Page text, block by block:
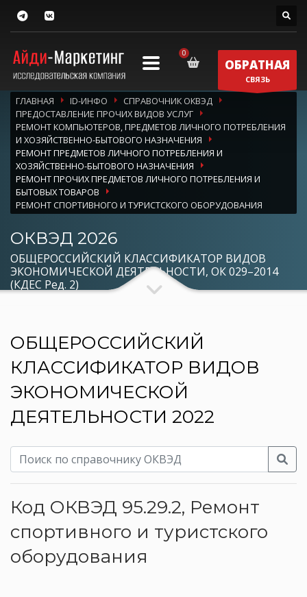
ОБРАТНАЯ
СВЯЗЬ
ГЛАВНАЯ ID-ИНФО
СПРАВОЧНИК ОКВЭД
ПРЕДОСТАВЛЕНИЕ ПРОЧИХ ВИДОВ УСЛУГ
РЕМОНТ КОМПЬЮТЕРОВ, ПРЕДМЕТОВ ЛИЧНОГО ПОТРЕБЛЕНИЯ
И ХОЗЯЙСТВЕННО-БЫТОВОГО НАЗНАЧЕНИЯ
РЕМОНТ ПРЕДМЕТОВ ЛИЧНОГО ПОТРЕБЛЕНИЯ И
ХОЗЯЙСТВЕННО-БЫТОВОГО НАЗНАЧЕНИЯ
РЕМОНТ ПРОЧИХ ПРЕДМЕТОВ ЛИЧНОГО ПОТРЕБЛЕНИЯ И
БЫТОВЫХ ТОВАРОВ
РЕМОНТ СПОРТИВНОГО И ТУРИСТСКОГО ОБОРУДОВАНИЯ
ОКВЭД 2026
ОБЩЕРОССИЙСКИЙ КЛАССИФИКАТОР ВИДОВ
ЭКОНОМИЧЕСКОЙ ДЕЯТЕЛЬНОСТИ, ОК 029–2014
(КДЕС Ред. 2)
ОБЩЕРОССИЙСКИЙ
КЛАССИФИКАТОР ВИДОВ
ЭКОНОМИЧЕСКОЙ
ДЕЯТЕЛЬНОСТИ 2022
Код ОКВЭД 95.29.2, Ремонт
спортивного и туристского
оборудования